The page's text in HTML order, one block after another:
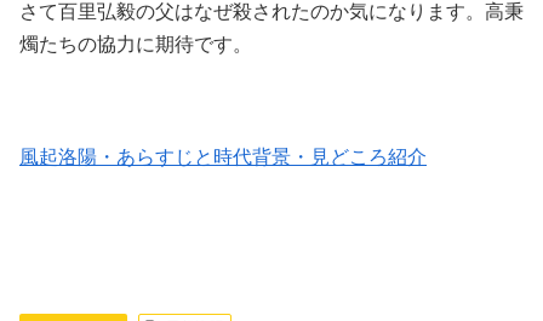
さて百里弘毅の父はなぜ殺されたのか気になります。高秉
燭たちの協力に期待です。
風起洛陽・あらすじと時代背景・見どころ紹介